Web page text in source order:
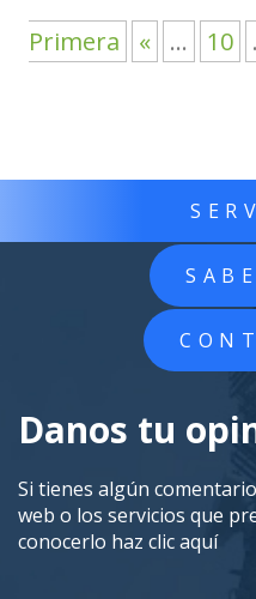
Primera
« ... 10
Danos tu
Si tienes algún
web o los servicios que
conocerlo haz clic aquí